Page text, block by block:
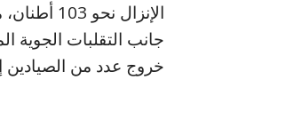
الإنزال
جانب التقلبات الجوية
خروج عدد من الصيادين